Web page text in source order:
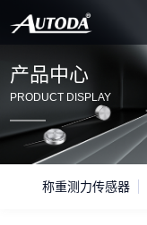
产品中心
PRODUCT DISPLAY
称重测力传感器